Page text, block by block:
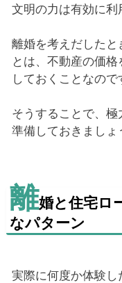
文明の力は有効に利
離婚を考えだしたと
とは、不動産の価
しておくことなので
そうすることで、
準備しておきましょ
離婚と住宅ロ
なパターン
実際に何度か体験し